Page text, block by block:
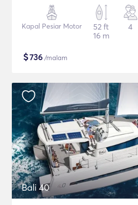
Kapal Pesiar Motor
52 ft
16 m
4
$736 /malam
Bali 40